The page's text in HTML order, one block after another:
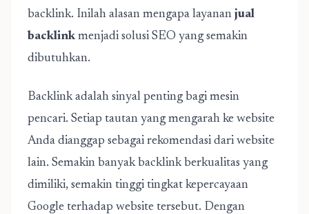
backlink. Inilah alasan mengapa layanan jual
backlink menjadi solusi SEO yang semakin
dibutuhkan.
Backlink adalah sinyal penting bagi mesin
pencari. Setiap tautan yang mengarah ke website
Anda dianggap sebagai rekomendasi dari website
lain. Semakin banyak backlink berkualitas yang
dimiliki, semakin tinggi tingkat kepercayaan
Google terhadap website tersebut. Dengan